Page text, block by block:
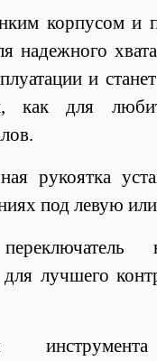
корпусом и
надежного
и
как для
рукоятка
под левую
для лучшего